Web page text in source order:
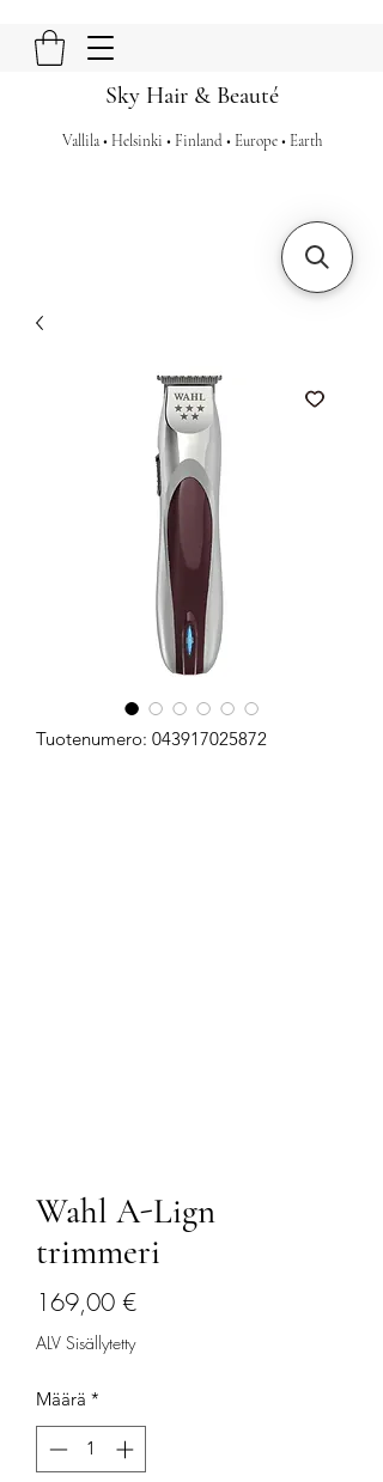
Sky Hair & Beauté
Vallila • Helsinki • Finland • Europe • Earth
Tuotenumero: 043917025872
Wahl A-Lign
trimmeri
169,00 €Hinta
ALV Sisällytetty
Määrä *